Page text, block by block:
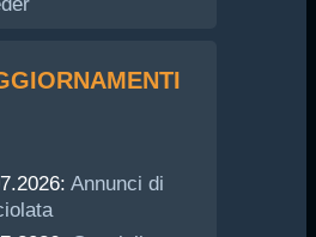
Annunci di